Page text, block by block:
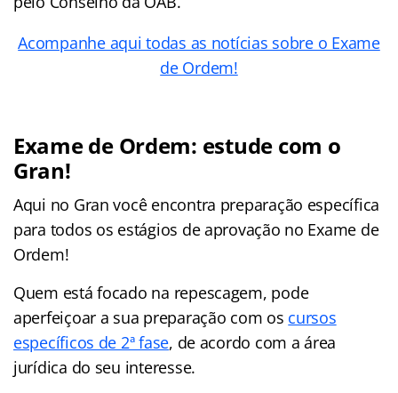
Acompanhe aqui todas as notícias sobre o Exame
de Ordem!
Exame de Ordem: estude com o
Gran!
Aqui no Gran você encontra preparação específica
para todos os estágios de aprovação no Exame de
Ordem!
Quem está focado na repescagem, pode
aperfeiçoar a sua preparação com os cursos
específicos de 2ª fase, de acordo com a área
jurídica do seu interesse.